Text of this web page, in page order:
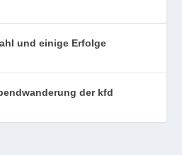
und einige Erfolge
der kfd